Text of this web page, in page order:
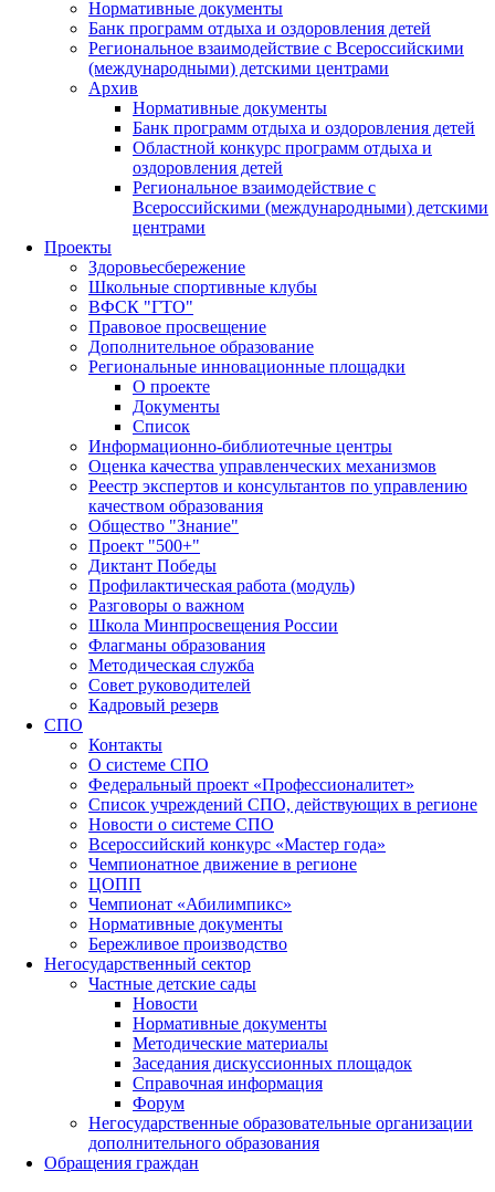
Нормативные документы
Банк программ отдыха и оздоровления детей
Региональное взаимодействие с Всероссийскими
(международными) детскими центрами
Архив
Нормативные документы
Банк программ отдыха и оздоровления детей
Областной конкурс программ отдыха и
оздоровления детей
Региональное взаимодействие с
Всероссийскими (международными) детскими
центрами
Проекты
Здоровьесбережение
Школьные спортивные клубы
ВФСК "ГТО"
Правовое просвещение
Дополнительное образование
Региональные инновационные площадки
О проекте
Документы
Список
Информационно-библиотечные центры
Оценка качества управленческих механизмов
Реестр экспертов и консультантов по управлению
качеством образования
Общество "Знание"
Проект "500+"
Диктант Победы
Профилактическая работа (модуль)
Разговоры о важном
Школа Минпросвещения России
Флагманы образования
Методическая служба
Совет руководителей
Кадровый резерв
СПО
Контакты
О системе СПО
Федеральный проект «Профессионалитет»
Список учреждений СПО, действующих в регионе
Новости о системе СПО
Всероссийский конкурс «Мастер года»
Чемпионатное движение в регионе
ЦОПП
Чемпионат «Абилимпикс»
Нормативные документы
Бережливое производство
Негосударственный сектор
Частные детские сады
Новости
Нормативные документы
Методические материалы
Заседания дискуссионных площадок
Справочная информация
Форум
Негосударственные образовательные организации
дополнительного образования
Обращения граждан